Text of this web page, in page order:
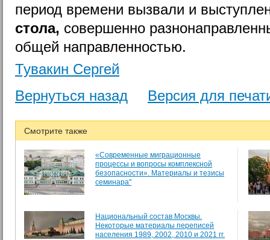
период времени вызвали и
стола, совершенно
общей направленностью.
Тувакин Сергей
Вернуться назад
Версия для
Смотрите также
«Современные миграционные
процессы и вопросы комплексной
безопасности». Материалы и тезисы
семинара"
Национальный состав Москвы.
Некоторые материалы переписей
населения 1989, 2002, 2010 и 2021 гг.